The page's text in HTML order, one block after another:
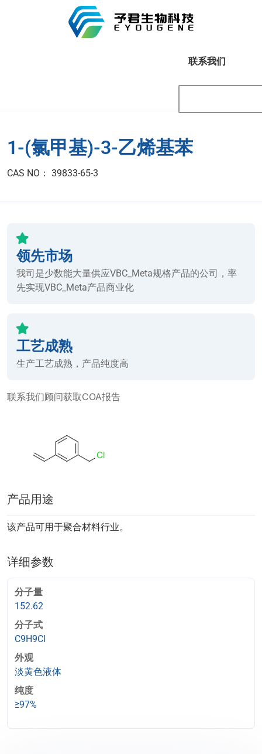
联系我们
1-(氯甲基)-3-乙烯基苯
CAS NO： 39833-65-3
领先市场
我司是少数能大量供应VBC_Meta规格产品的公司，率
先实现VBC_Meta产品商业化
工艺成熟
生产工艺成熟，产品纯度高
联系我们顾问获取COA报告
产品用途
该产品可用于聚合材料行业。
详细参数
分子量
152.62
分子式
C9H9Cl
外观
淡黄色液体
纯度
≥97%